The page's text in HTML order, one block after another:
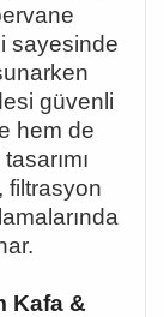
sayesinde
güvenli
hem de
tasarımı
filtrasyon
ında
Kafa &